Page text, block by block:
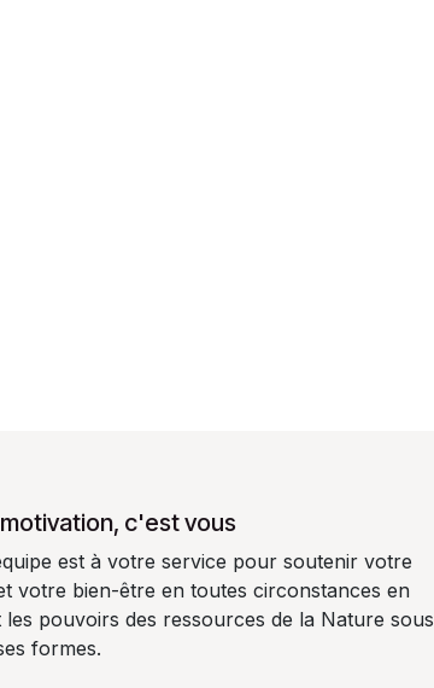
c'est vous
est à votre service pour soutenir votre
votre bien-être en toutes circonstances en
les pouvoirs des ressources de la Nature sous
formes.